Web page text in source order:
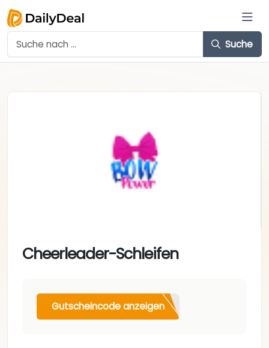
Suche
Cheerleader-Schleifen
Gutscheincode anzeigen